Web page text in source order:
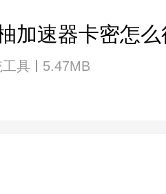
加速器卡密怎么
工具 5.47MB